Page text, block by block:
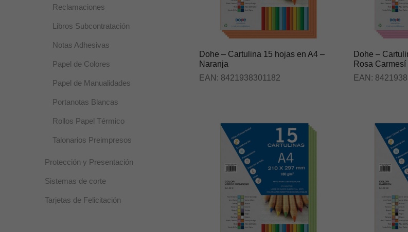
Dohe – Cartulina 15 hojas en A4 –
Naranja
EAN: 8421938301182
Dohe –
Rosa Carmesí
EAN:
Reclamaciones
Libros Subcontratación
Notas Adhesivas
Papel de Colores
Papel de Manualidades
Portanotas Blancas
Rollos Papel Térmico
Talonarios Preimpresos
Protección y Presentación
Sistemas de corte
Tarjetas de Felicitación